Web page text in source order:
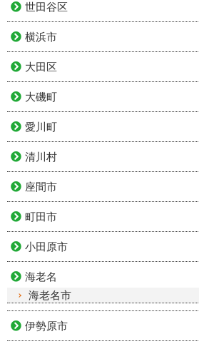
世田谷区
横浜市
大田区
大磯町
愛川町
清川村
座間市
町田市
小田原市
海老名
海老名市
伊勢原市